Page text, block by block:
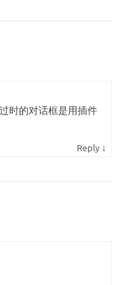
时的对话框是用插件
Reply ↓